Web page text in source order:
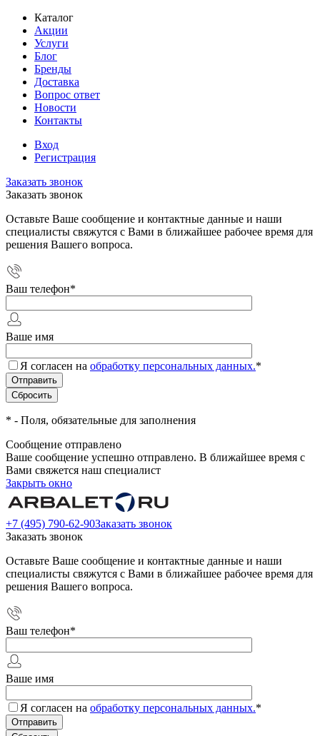
Каталог
Акции
Услуги
Блог
Бренды
Доставка
Вопрос ответ
Новости
Контакты
Вход
Регистрация
Заказать звонок
Заказать звонок
Оставьте Ваше сообщение и контактные данные и наши
специалисты свяжутся с Вами в ближайшее рабочее время для
решения Вашего вопроса.
Ваш телефон*
Ваше имя
Я согласен на обработку персональных данных.*
* - Поля, обязательные для заполнения
Сообщение отправлено
Ваше сообщение успешно отправлено. В ближайшее время с
Вами свяжется наш специалист
Закрыть окно
+7 (495) 790-62-90Заказать звонок
Заказать звонок
Оставьте Ваше сообщение и контактные данные и наши
специалисты свяжутся с Вами в ближайшее рабочее время для
решения Вашего вопроса.
Ваш телефон*
Ваше имя
Я согласен на обработку персональных данных.*